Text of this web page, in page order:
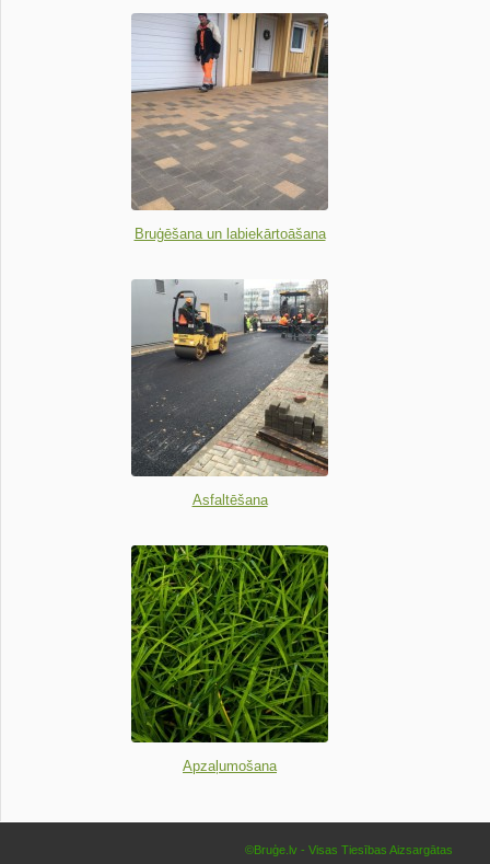
Bruģēšana un labiekārtoāšana
Asfaltēšana
Apzaļumošana
©Bruģe.lv - Visas Tiesības Aizsargātas